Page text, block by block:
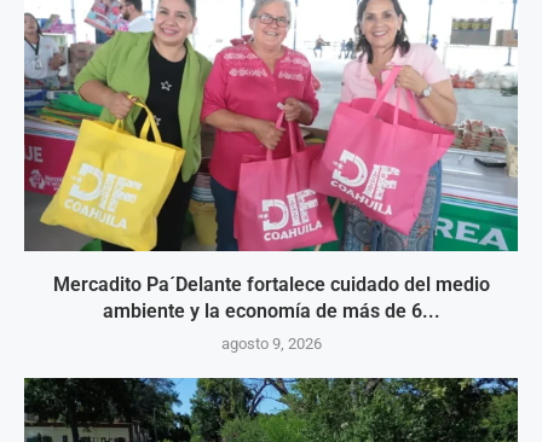
Mercadito Pa´Delante fortalece cuidado del medio
ambiente y la economía de más de 6...
agosto 9, 2026